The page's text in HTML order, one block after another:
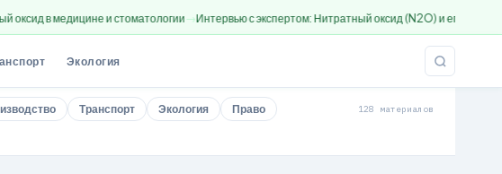
и стоматологии Интервью с экспертом: Нитратный оксид (N2O) и его применение
Экология
Транспорт Экология Право 128 материалов